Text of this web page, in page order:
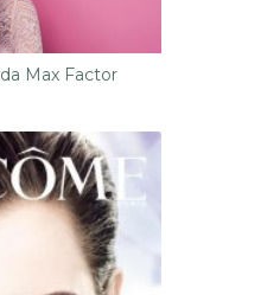
Max Factor